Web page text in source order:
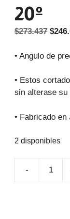
20º
$273.437 El
$
• Angulo de
• Estos
sin alterase su
• Fabricado
2 disponibles
-